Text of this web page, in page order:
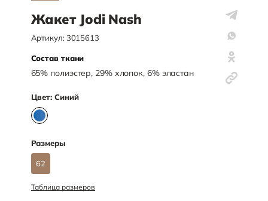
Жакет Jodi Nash
Артикул:3015613
Состав ткани
65% полиэстер, 29% хлопок, 6% эластан
Цвет: Синий
Размеры
62
Таблица размеров